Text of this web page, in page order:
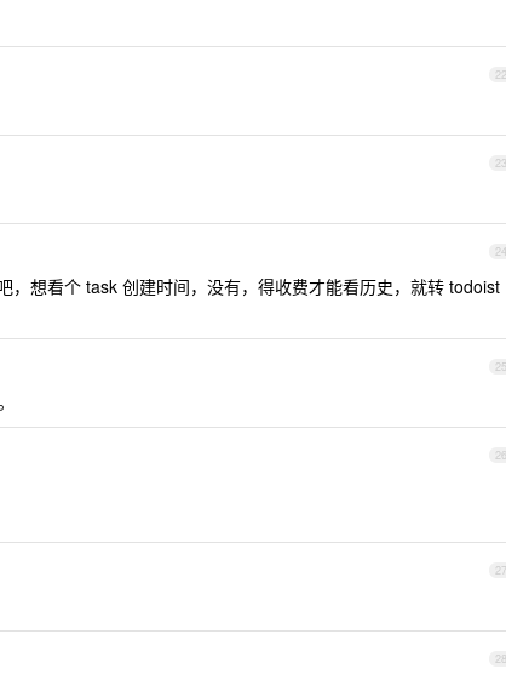
22
23
24
，想看个 task 创建时间，没有，得收费才能看历史，就转 todoist
25
26
27
28